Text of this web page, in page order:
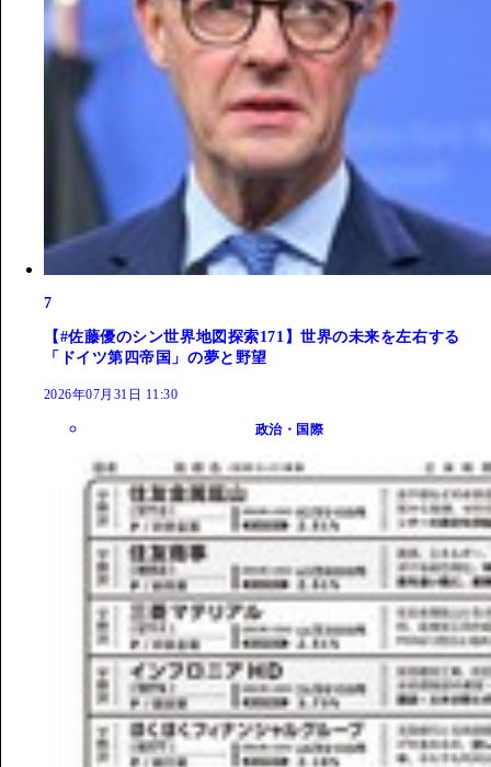
7
【#佐藤優のシン世界地図探索171】世界の未来を左右する
「ドイツ第四帝国」の夢と野望
2026年07月31日 11:30
政治・国際